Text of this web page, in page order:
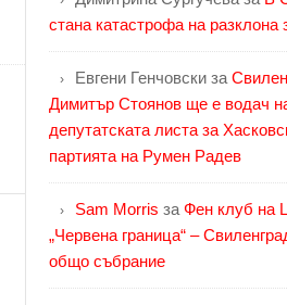
стана катастрофа на разклона
Евгени Генчовски за
Димитър Стоянов ще е водач
депутатската листа за
партията на Румен Радев
Sam Morris за Фен клуб на
„Червена граница“ –
общо събрание